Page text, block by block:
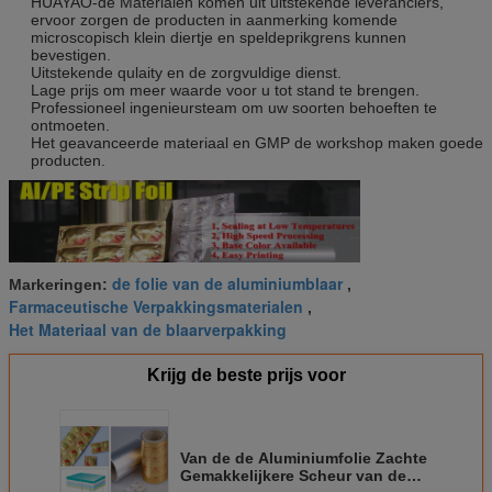
ervoor zorgen de producten in aanmerking komende
microscopisch klein diertje en speldeprikgrens kunnen
bevestigen.
Uitstekende qulaity en de zorgvuldige dienst.
Lage prijs om meer waarde voor u tot stand te brengen.
Professioneel ingenieursteam om uw soorten behoeften te
ontmoeten.
Het geavanceerde materiaal en GMP de workshop maken goede
producten.
Markeringen: de folie van de aluminiumblaar ,
Farmaceutische Verpakkingsmaterialen ,
Het Materiaal van de blaarverpakking
Krijg de beste prijs voor
Van de de Aluminiumfolie Zachte
Gemakkelijkere Scheur van de